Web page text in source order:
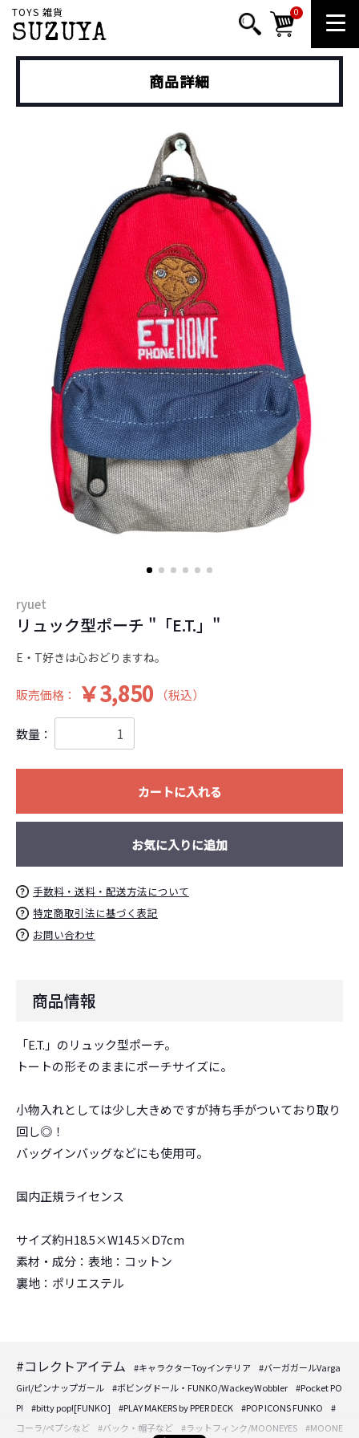
TOYS 雑貨
SUZUYA
0
商品詳細
ryuet
リュック型ポーチ "「E.T.」"
E・T好きは心おどりますね。
販売価格： ￥3,850 （税込）
数量：
カートに入れる
お買い物を続ける カートへ進む
お気に入りに追加
手数料・送料・配送方法について
特定商取引法に基づく表記
お問い合わせ
商品情報
「E.T.」のリュック型ポーチ。
トートの形そのままにポーチサイズに。
小物入れとしては少し大きめですが持ち手がついており取り
回し◎！
バッグインバッグなどにも使用可。
国内正規ライセンス
サイズ約H18.5×W14.5×D7cm
素材・成分：表地：コットン
裏地：ポリエステル
#コレクトアイテム #キャラクターToyインテリア
#バーガガールVarga
Girl/ピンナップガール
#ボビングドール・FUNKO/WackeyWobbler
#Pocket PO
P!
#bitty pop![FUNKO] #PLAY MAKERS by PPER DECK #POP ICONS FUNKO
#
コーラ/ペプシなど
#バック・帽子など #ラットフィンク/MOONEYES #MOONE